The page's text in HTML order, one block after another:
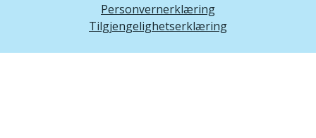
Personvernerklæring
Tilgjengelighetserklæring